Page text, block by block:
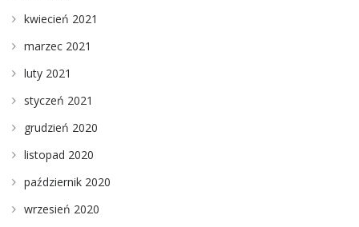
kwiecień 2021
marzec 2021
luty 2021
styczeń 2021
grudzień 2020
listopad 2020
październik 2020
wrzesień 2020